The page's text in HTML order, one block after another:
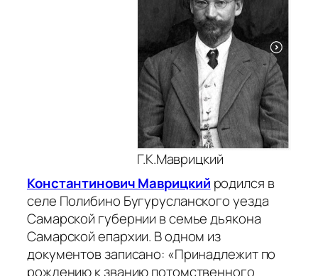
Г.К.Маврицкий
Константинович Маврицкий родился в
селе Полибино Бугурусланского уезда
Самарской губернии в семье дьякона
Самарской епархии. В одном из
документов записано: «Принадлежит по
рождению к званию потомственного